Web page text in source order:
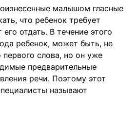
малышом гласные
что ребенок требует
отдать. В течение этого
ребенок, может быть, не
первого слова, но он уже
предварительные
речи. Поэтому этот
называют